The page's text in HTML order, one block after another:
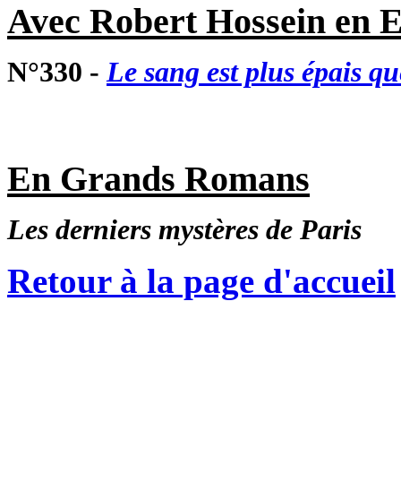
Avec Robert Hossein en
N°330 -Le sang est plus épais
En Grands Romans
Les derniers mystères de Paris
Retour à la page d'accueil